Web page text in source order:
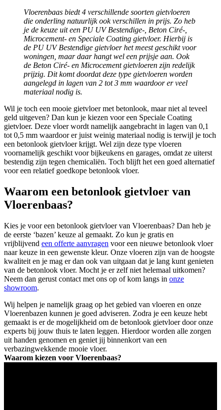
Vloerenbaas biedt 4 verschillende soorten gietvloeren
die onderling natuurlijk ook verschillen in prijs. Zo heb
je de keuze uit een PU UV Bestendige-, Beton Ciré-,
Microcement- en Speciale Coating gietvloer. Hierbij is
de PU UV Bestendige gietvloer het meest geschikt voor
woningen, maar daar hangt wel een prijsje aan. Ook
de Beton Ciré- en Microcement gietvloeren zijn redelijk
prijzig. Dit komt doordat deze type gietvloeren worden
aangelegd in lagen van 2 tot 3 mm waardoor er veel
materiaal nodig is.
Wil je toch een mooie gietvloer met betonlook, maar niet al teveel
geld uitgeven? Dan kun je kiezen voor een Speciale Coating
gietvloer. Deze vloer wordt namelijk aangebracht in lagen van 0,1
tot 0,5 mm waardoor er juist weinig materiaal nodig is terwijl je toch
een betonlook gietvloer krijgt. Wel zijn deze type vloeren
voornamelijk geschikt voor bijkeukens en garages, omdat ze uiterst
bestendig zijn tegen chemicaliën. Toch blijft het een goed alternatief
voor een relatief goedkope betonlook vloer.
Waarom een betonlook gietvloer van
Vloerenbaas?
Kies je voor een betonlook gietvloer van Vloerenbaas? Dan heb je
de eerste ‘bazen’ keuze al gemaakt. Zo kun je gratis en
vrijblijvend een offerte aanvragen voor een nieuwe betonlook vloer
naar keuze in een gewenste kleur. Onze vloeren zijn van de hoogste
kwaliteit en je mag er dan ook van uitgaan dat je lang kunt genieten
van de betonlook vloer. Mocht je er zelf niet helemaal uitkomen?
Neem dan gerust contact met ons op of kom langs in onze
showroom.
Wij helpen je namelijk graag op het gebied van vloeren en onze
Vloerenbazen kunnen je goed adviseren. Zodra je een keuze hebt
gemaakt is er de mogelijkheid om de betonlook gietvloer door onze
experts bij jouw thuis te laten leggen. Hierdoor worden alle zorgen
uit handen genomen en geniet jij binnenkort van een
verbazingwekkende mooie vloer.
Waarom kiezen voor Vloerenbaas?